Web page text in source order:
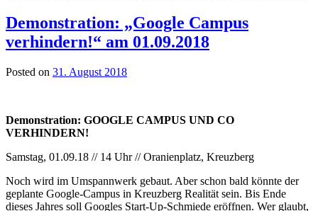
Demonstration: „Google Campus
verhindern!“ am 01.09.2018
Posted on 31. August 2018
Demonstration: GOOGLE CAMPUS UND CO
VERHINDERN!
Samstag, 01.09.18 // 14 Uhr // Oranienplatz, Kreuzberg
Noch wird im Umspannwerk gebaut. Aber schon bald könnte der
geplante Google-Campus in Kreuzberg Realität sein. Bis Ende
dieses Jahres soll Googles Start-Up-Schmiede eröffnen. Wer glaubt,